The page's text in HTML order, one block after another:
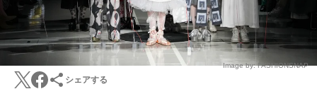
Image by: FASHIONSNAP
シェアする